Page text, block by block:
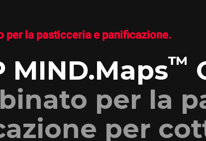
per la pasticceria e panificazione.
MIND.Maps™
per la
per